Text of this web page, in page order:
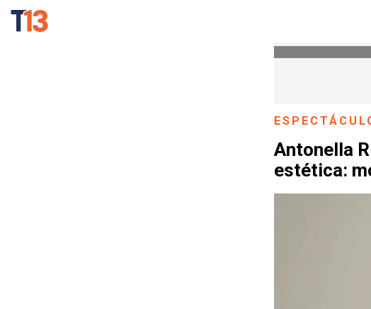
Antonella
estética: